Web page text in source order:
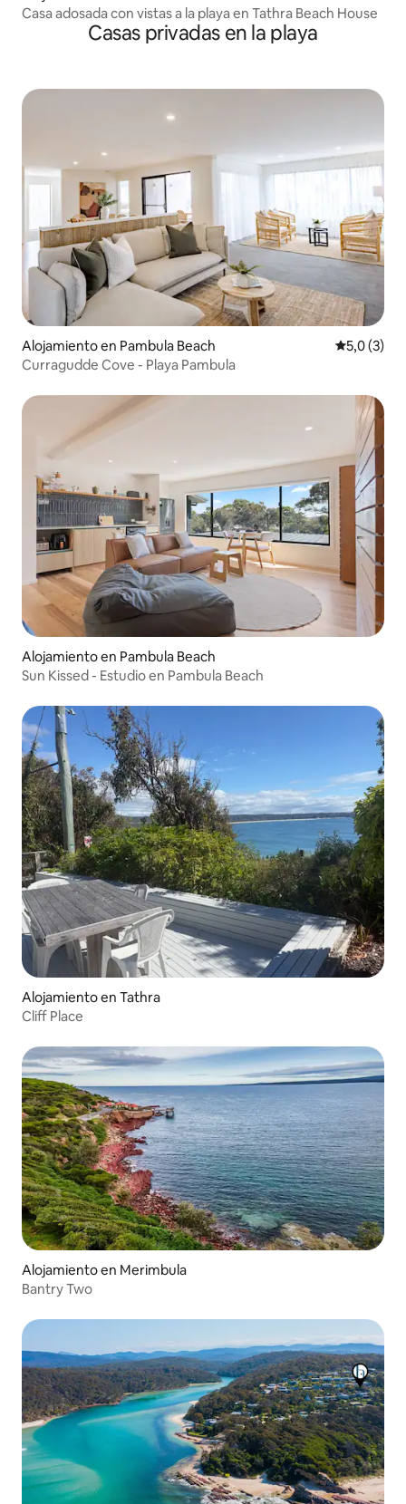
Casa adosada con vistas a la playa en Tathra Beach House
Casas privadas en la playa
Alojamiento en Pambula Beach
5,0 (3)
Curragudde Cove - Playa Pambula
Alojamiento en Pambula Beach
Sun Kissed - Estudio en Pambula Beach
Alojamiento en Tathra
Cliff Place
Alojamiento en Merimbula
Bantry Two